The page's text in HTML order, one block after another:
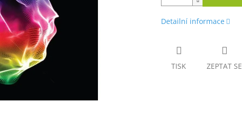
Detailní informace
TISK ZEPTAT SE